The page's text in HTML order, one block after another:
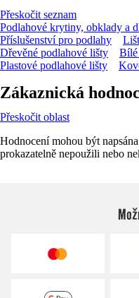
Přeskočit seznam
Podlahové krytiny, obklady a
Příslušenství pro podlahy
Dřevěné podlahové lišty
Bílé
Plastové podlahové lišty
Zákaznická
Přeskočit oblast
Hodnocení mohou být
prokazatelně nepoužili nebo